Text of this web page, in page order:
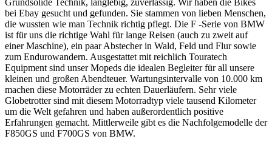
bei Ebay gesucht und gefunden. Sie stammen von lieben Menschen,
die wussten wie man Technik richtig pflegt. Die F -Serie von BMW
ist für uns die richtige Wahl für lange Reisen (auch zu zweit auf
einer Maschine), ein paar Abstecher in Wald, Feld und Flur sowie
zum Endurowandern. Ausgestattet mit reichlich Touratech
Equipment sind unser Mopeds die idealen Begleiter für all unsere
kleinen und großen Abendteuer. Wartungsintervalle von 10.000 km
machen diese Motorräder zu echten Dauerläufern. Sehr viele
Globetrotter sind mit diesem Motorradtyp viele tausend Kilometer
um die Welt gefahren und haben außerordentlich positive
Erfahrungen gemacht. Mittlerweile gibt es die Nachfolgemodelle der
F850GS und F700GS von BMW.